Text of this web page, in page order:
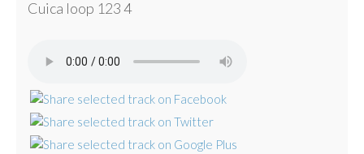
Cuica loop 123 4